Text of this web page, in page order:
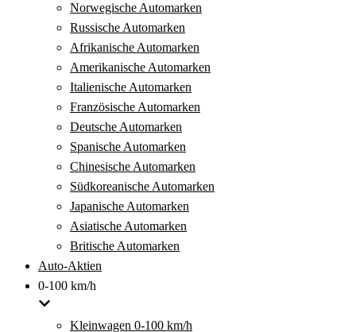
Norwegische Automarken
Russische Automarken
Afrikanische Automarken
Amerikanische Automarken
Italienische Automarken
Französische Automarken
Deutsche Automarken
Spanische Automarken
Chinesische Automarken
Südkoreanische Automarken
Japanische Automarken
Asiatische Automarken
Britische Automarken
Auto-Aktien
0-100 km/h
Kleinwagen 0-100 km/h